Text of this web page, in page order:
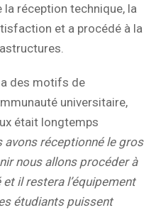
réception technique, la
et a procédé à la
a des motifs de
universitaire,
était longtemps
avons réceptionné le gros
nous allons procéder à
il restera l’équipement
étudiants puissent